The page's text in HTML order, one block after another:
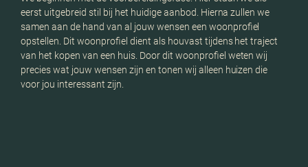
eerst uitgebreid stil bij het huidige aanbod. Hierna zullen we
samen aan de hand van al jouw wensen een woonprofiel
opstellen. Dit woonprofiel dient als houvast tijdens het traject
van het kopen van een huis. Door dit woonprofiel weten wij
precies wat jouw wensen zijn en tonen wij alleen huizen die
voor jou interessant zijn.